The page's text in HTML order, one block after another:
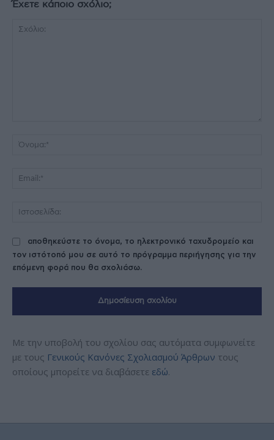
Έχετε κάποιο σχόλιο;
αποθηκεύστε το όνομα, το ηλεκτρονικό ταχυδρομείο και
τον ιστότοπό μου σε αυτό το πρόγραμμα περιήγησης για την
επόμενη φορά που θα σχολιάσω.
Με την υποβολή του σχολίου σας αυτόματα συμφωνείτε
με τους Γενικούς Κανόνες Σχολιασμού Άρθρων τους
οποίους μπορείτε να διαβάσετε εδώ.